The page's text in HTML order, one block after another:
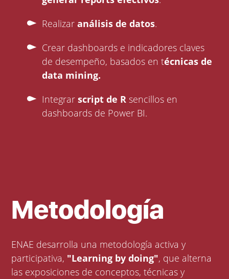
Realizaranálisis de datos.
Crear dashboards e indicadores claves
de desempeño, basados en técnicas de
data mining.
Integrarscript de Rsencillos en
dashboards de Power BI.
Metodología
ENAE desarrolla una metodología activa y
participativa, "Learning by doing", que alterna
las exposiciones de conceptos, técnicas y